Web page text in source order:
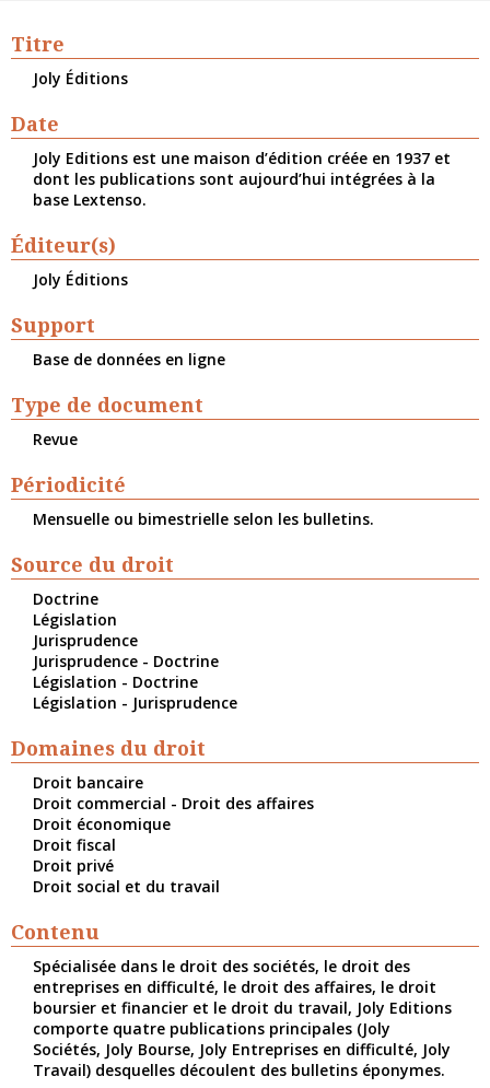
Titre
Joly Éditions
Date
Joly Editions est une maison d’édition créée en 1937 et
dont les publications sont aujourd’hui intégrées à la
base Lextenso.
Éditeur(s)
Joly Éditions
Support
Base de données en ligne
Type de document
Revue
Périodicité
Mensuelle ou bimestrielle selon les bulletins.
Source du droit
Doctrine
Législation
Jurisprudence
Jurisprudence - Doctrine
Législation - Doctrine
Législation - Jurisprudence
Domaines du droit
Droit bancaire
Droit commercial - Droit des affaires
Droit économique
Droit fiscal
Droit privé
Droit social et du travail
Contenu
Spécialisée dans le droit des sociétés, le droit des
entreprises en difficulté, le droit des affaires, le droit
boursier et financier et le droit du travail, Joly Editions
comporte quatre publications principales (Joly
Sociétés, Joly Bourse, Joly Entreprises en difficulté, Joly
Travail) desquelles découlent des bulletins éponymes.